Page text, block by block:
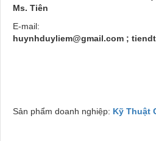
Ms. Tiên
E-mail:
huynhduyliem@gmail.com ;
Sản phẩm doanh nghiệp: Kỹ Thuật